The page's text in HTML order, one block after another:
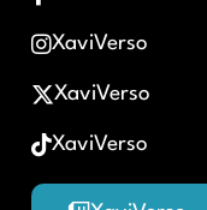
XaviVerso
XaviVerso
XaviVerso